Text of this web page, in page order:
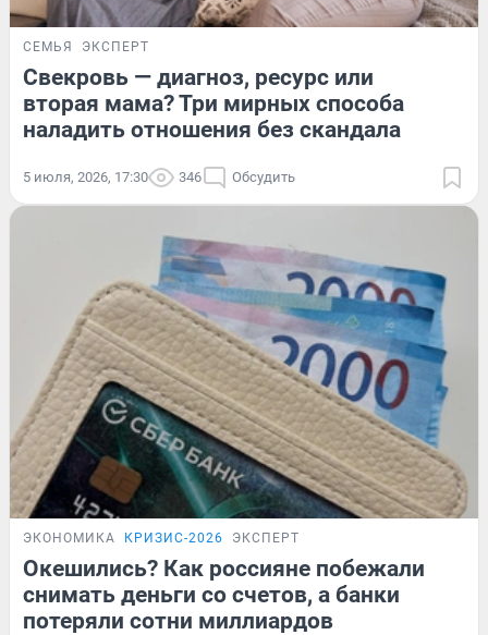
СЕМЬЯ ЭКСПЕРТ
Свекровь — диагноз, ресурс или
вторая мама? Три мирных способа
наладить отношения без скандала
5 июля, 2026, 17:30 346 Обсудить
ЭКОНОМИКА КРИЗИС-2026 ЭКСПЕРТ
Окешились? Как россияне побежали
снимать деньги со счетов, а банки
потеряли сотни миллиардов